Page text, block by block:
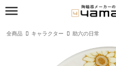
全商品 キャラクター 助六の日常